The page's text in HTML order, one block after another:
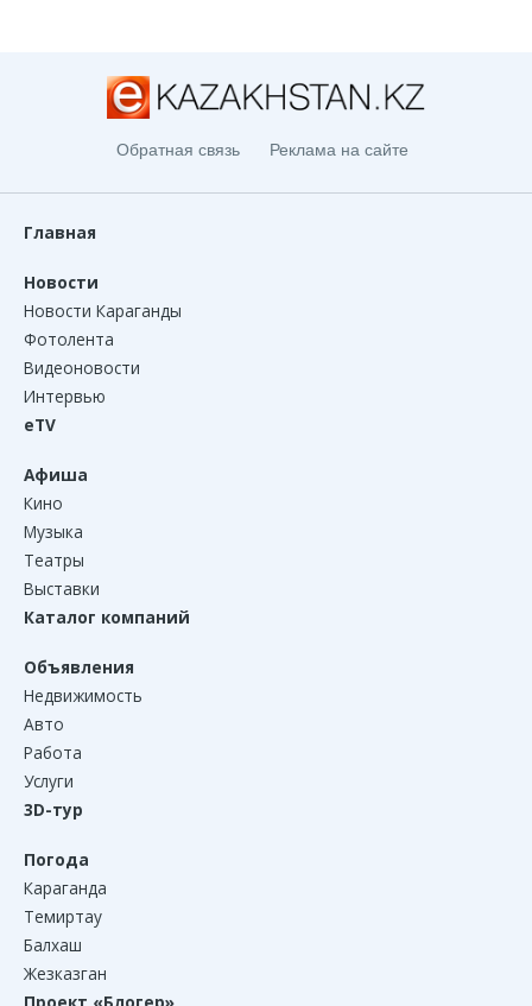
Обратная связь Реклама на сайте
Главная
Новости
Новости Караганды
Фотолента
Видеоновости
Интервью
eTV
Афиша
Кино
Музыка
Театры
Выставки
Каталог компаний
Объявления
Недвижимость
Авто
Работа
Услуги
3D-тур
Погода
Караганда
Темиртау
Балхаш
Жезказган